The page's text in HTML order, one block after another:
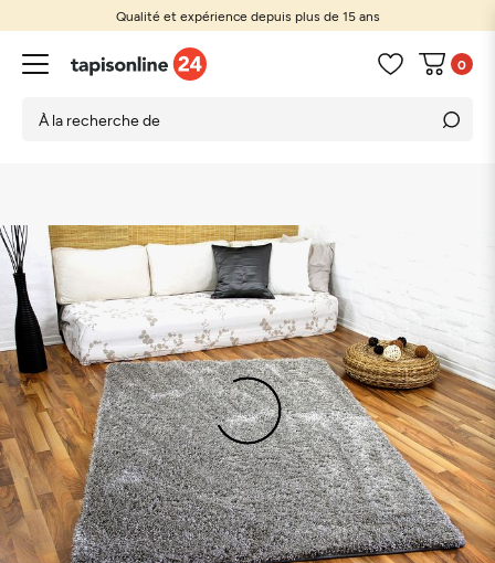
Qualité et expérience depuis plus de 15 ans
0